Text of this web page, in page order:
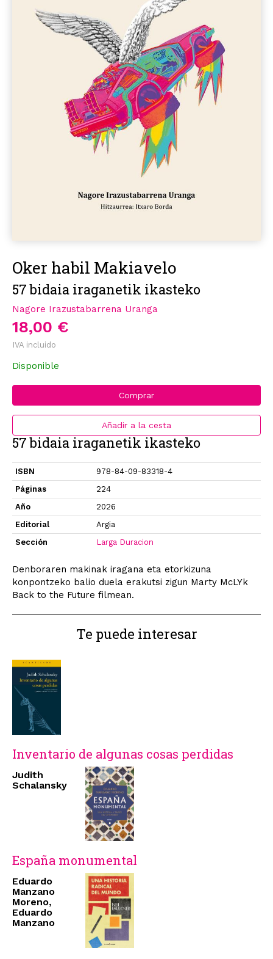
Oker habil Makiavelo
57 bidaia iraganetik ikasteko
Nagore Irazustabarrena Uranga
18,00 €
IVA incluido
Disponible
Comprar
Añadir a la cesta
57 bidaia iraganetik ikasteko
ISBN
978-84-09-83318-4
Páginas
224
Año
2026
Editorial
Argia
Sección
Larga Duracion
Denboraren makinak iragana eta etorkizuna
konpontzeko balio duela erakutsi zigun Marty McLYk
Back to the Future filmean.
Te puede interesar
Inventario de algunas cosas perdidas
Judith
Schalansky
España monumental
Eduardo
Manzano
Moreno,
Eduardo
Manzano